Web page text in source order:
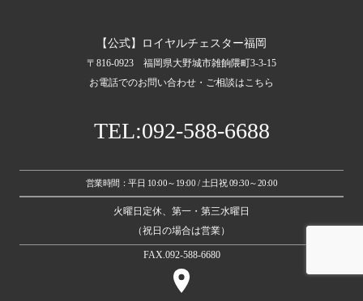
【公式】ロイヤルチェスター福岡
〒816-0923 福岡県大野城市雑餉隈町3-3-15
お電話でのお問い合わせ・ご相談はこちら
TEL:092-588-6688
営業時間：平日 10:00～19:00 / 土日祝 09:30～20:00
火曜日定休、第一・第三水曜日
（祝日の場合は営業）
FAX.092-588-6680